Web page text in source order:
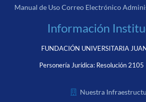
Manual de Uso Correo Electrónico
Información
FUNDACIÓN UNIVERSITARIA
Personería Jurídica: Resolución
Nuestra